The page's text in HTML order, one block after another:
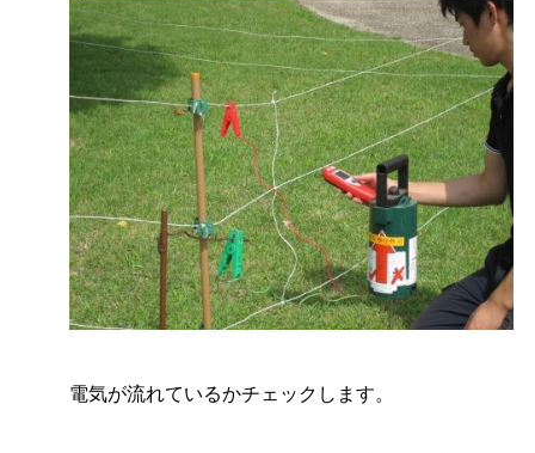
電気が流れているかチェックします。